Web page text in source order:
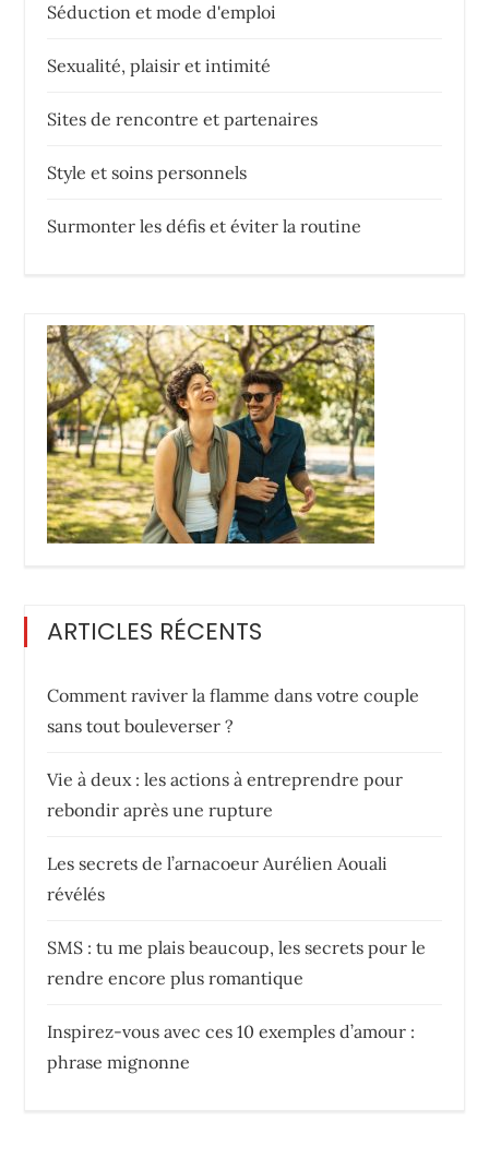
Séduction et mode d'emploi
Sexualité, plaisir et intimité
Sites de rencontre et partenaires
Style et soins personnels
Surmonter les défis et éviter la routine
ARTICLES RÉCENTS
Comment raviver la flamme dans votre couple
sans tout bouleverser ?
Vie à deux : les actions à entreprendre pour
rebondir après une rupture
Les secrets de l’arnacoeur Aurélien Aouali
révélés
SMS : tu me plais beaucoup, les secrets pour le
rendre encore plus romantique
Inspirez-vous avec ces 10 exemples d’amour :
phrase mignonne